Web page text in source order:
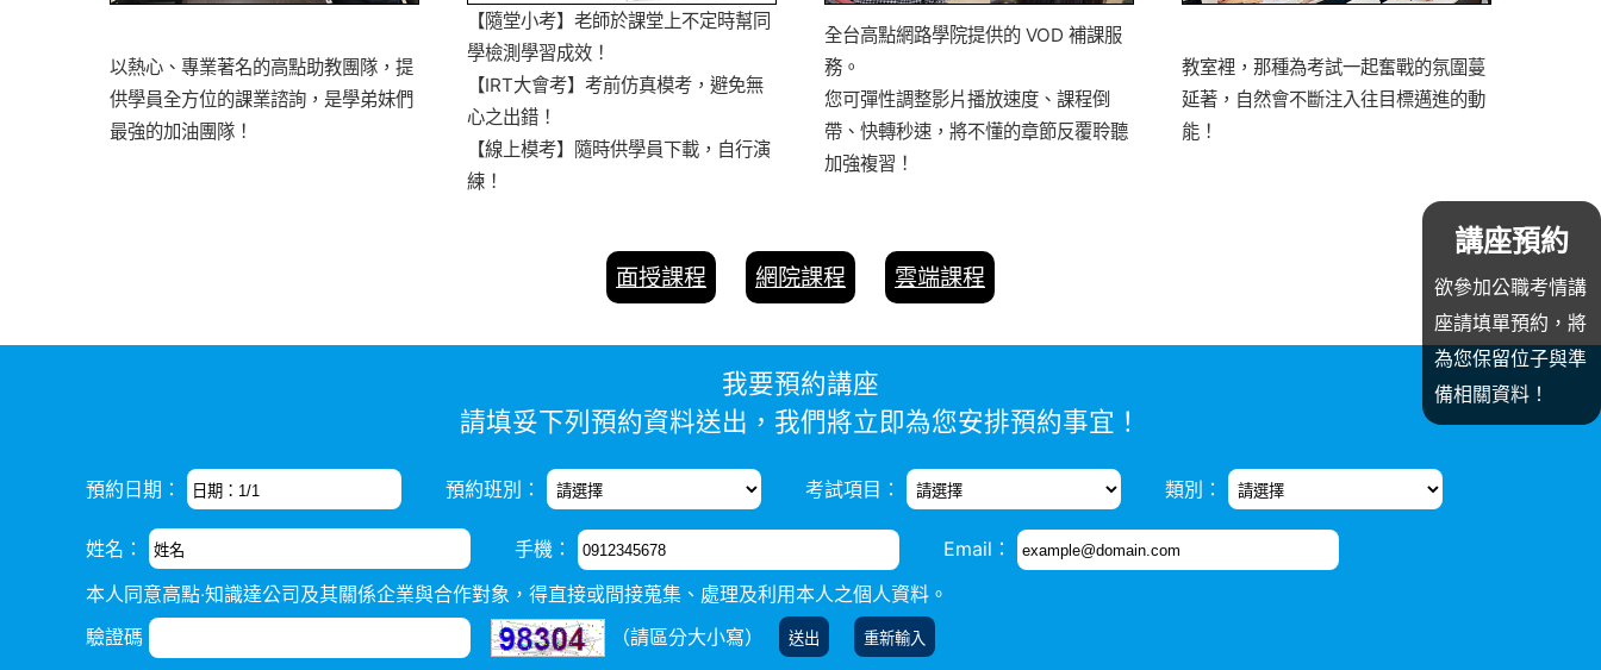
以熱心、專業著名的高點助教團隊，提
供學員全方位的課業諮詢，是學弟妹們
最強的加油團隊！
【隨堂小考】老師於課堂上不定時幫同
學檢測學習成效！
【IRT大會考】考前仿真模考，避免無
心之出錯！
【線上模考】隨時供學員下載，自行演
練！
全台高點網路學院提供的 VOD 補課服
務。
您可彈性調整影片播放速度、課程倒
帶、快轉秒速，將不懂的章節反覆聆聽
加強複習！
教室裡，那種為考試一起奮戰的氛圍蔓
延著，自然會不斷注入往目標邁進的動
能！
面授課程 網院課程 雲端課程
講座預約
欲參加公職考情講
座請填單預約，將
為您保留位子與準
備相關資料！
我要預約講座
請填妥下列預約資料送出，我們將立即為您安排預約事宜！
預約日期： 預約班別： 考試項目： 類別：
姓名： 手機：
Email：
本人同意高點‧知識達公司及其關係企業與合作對象，得直接或間接蒐集、處理及利用本人之個人資料。
驗證碼
（請區分大小寫）